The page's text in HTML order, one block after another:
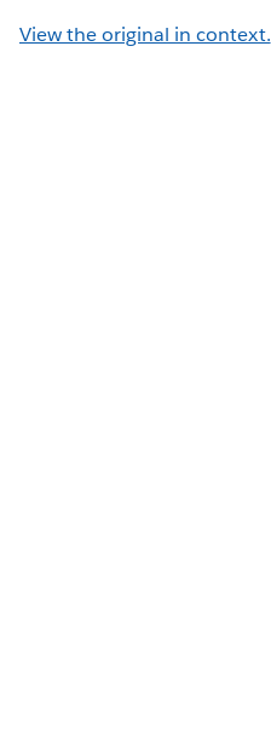
View the original in context.